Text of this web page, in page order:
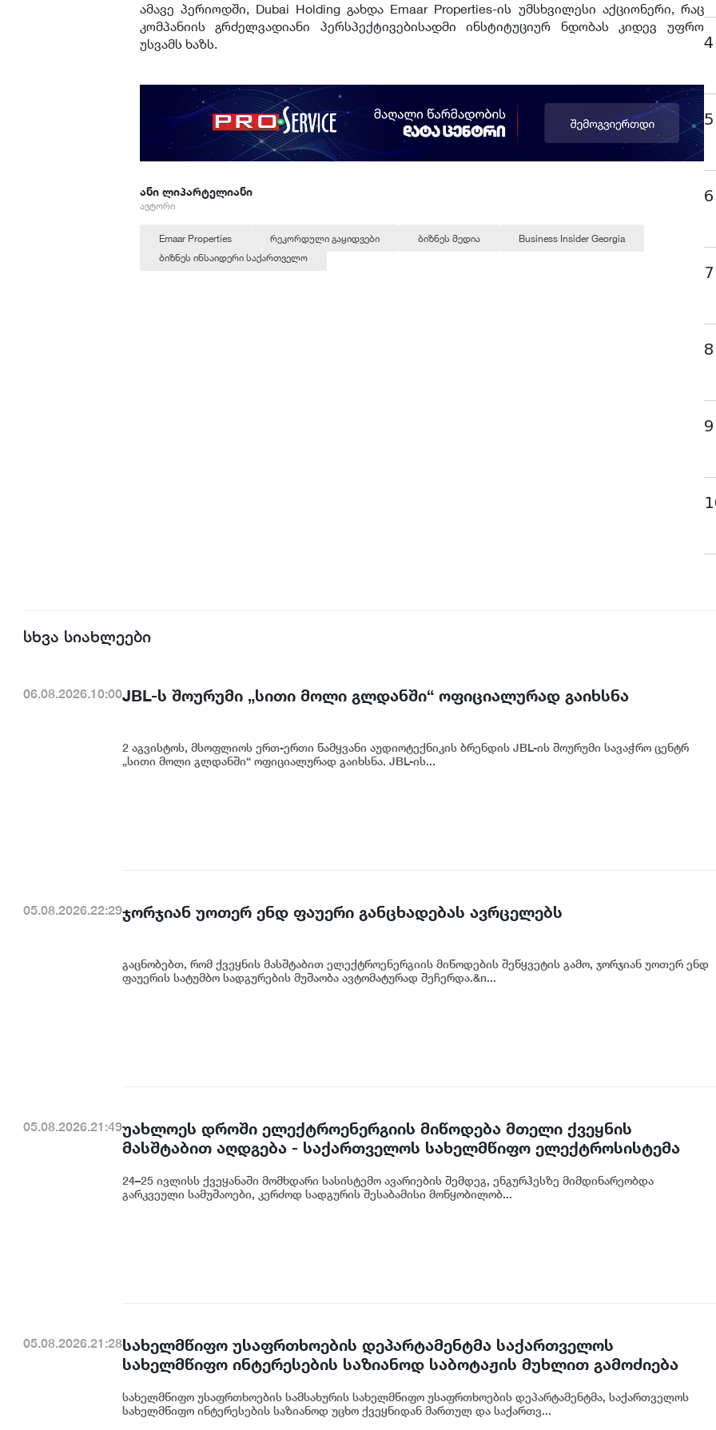
ამავე პერიოდში, Dubai Holding გახდა Emaar Properties-ის უმსხვილესი აქციონერი, რაც
კომპანიის გრძელვადიანი პერსპექტივებისადმი ინსტიტუციურ ნდობას კიდევ უფრო
უსვამს ხაზს.
ანი ლიპარტელიანი
ავტორი
Emaar Properties რეკორდული გაყიდვები ბიზნეს მედია
Business Insider Georgia
ბიზნეს ინსაიდერი საქართველო
4
5
6
7
8
9
სხვა სიახლეები
06.08.2026.10:00JBL-ს შოურუმი „სითი მოლი გლდანში“ ოფიციალურად გაიხსნა
2 აგვისტოს, მსოფლიოს ერთ-ერთი წამყვანი აუდიოტექნიკის ბრენდის JBL-ის შოურუმი სავაჭრო ცენტრ
„სითი მოლი გლდანში“ ოფიციალურად გაიხსნა. JBL-ის...
05.08.2026.22:29ჯორჯიან უოთერ ენდ ფაუერი განცხადებას ავრცელებს
გაცნობებთ, რომ ქვეყნის მასშტაბით ელექტროენერგიის მიწოდების შეწყვეტის გამო, ჯორჯიან უოთერ ენდ
ფაუერის სატუმბო სადგურების მუშაობა ავტომატურად შეჩერდა.&n...
05.08.2026.21:49უახლოეს დროში ელექტროენერგიის მიწოდება მთელი ქვეყნის
მასშტაბით აღდგება - საქართველოს სახელმწიფო ელექტროსისტემა
24–25 ივლისს ქვეყანაში მომხდარი სასისტემო ავარიების შემდეგ, ენგურჰესზე მიმდინარეობდა
გარკვეული სამუშაოები, კერძოდ სადგურის შესაბამისი მოწყობილობ...
05.08.2026.21:28სახელმწიფო უსაფრთხოების დეპარტამენტმა საქართველოს
სახელმწიფო ინტერესების საზიანოდ საბოტაჟის მუხლით გამოძიება
სახელმწიფო უსაფრთხოების სამსახურის სახელმწიფო უსაფრთხოების დეპარტამენტმა, საქართველოს
სახელმწიფო ინტერესების საზიანოდ უცხო ქვეყნიდან მართულ და საქართვ...